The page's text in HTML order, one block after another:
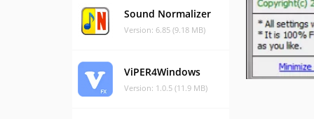
Sound Normalizer
Version: 6.85 (9.18 MB)
ViPER4Windows
Version: 1.0.5 (11.9 MB)